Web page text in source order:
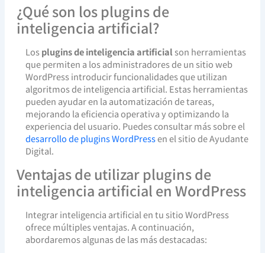
¿Qué son los plugins de
inteligencia artificial?
Losplugins de inteligencia artificial son herramientas
que permiten a los administradores de un sitio web
WordPress introducir funcionalidades que utilizan
algoritmos de inteligencia artificial. Estas herramientas
pueden ayudar en la automatización de tareas,
mejorando la eficiencia operativa y optimizando la
experiencia del usuario. Puedes consultar más sobre el
desarrollo de plugins WordPressen el sitio de Ayudante
Digital.
Ventajas de utilizar plugins de
inteligencia artificial en WordPress
Integrar inteligencia artificial en tu sitio WordPress
ofrece múltiples ventajas. A continuación,
abordaremos algunas de las más destacadas: